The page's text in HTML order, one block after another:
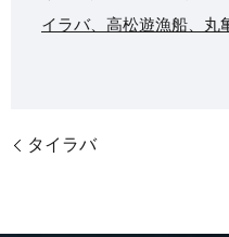
イラバ、高松遊漁船、丸
タイラバ